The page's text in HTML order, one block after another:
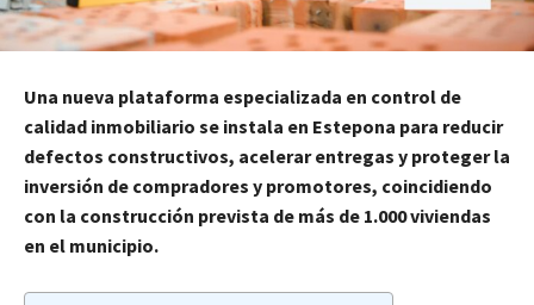
Una nueva plataforma especializada en control de
calidad inmobiliario se instala en Estepona para reducir
defectos constructivos, acelerar entregas y proteger la
inversión de compradores y promotores, coincidiendo
con la construcción prevista de más de 1.000 viviendas
en el municipio.